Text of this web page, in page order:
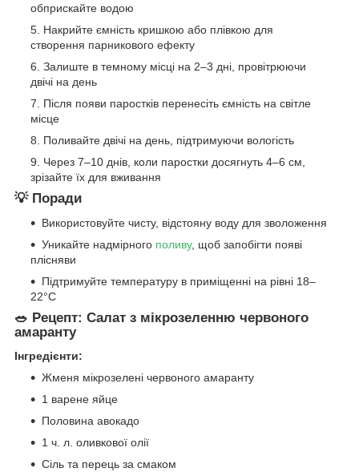
обприскайте водою
Накрийте ємність кришкою або плівкою для
створення парникового ефекту
Залиште в темному місці на 2–3 дні, провітрюючи
двічі на день
Після появи паростків перенесіть ємність на світле
місце
Поливайте двічі на день, підтримуючи вологість
Через 7–10 днів, коли паростки досягнуть 4–6 см,
зрізайте їх для вживання
💡 Поради
Використовуйте чисту, відстояну воду для зволоження
Уникайте надмірного поливу, щоб запобігти появі
плісняви
Підтримуйте температуру в приміщенні на рівні 18–
22°C
🥗 Рецепт: Салат з мікрозеленню червоного
амаранту
Інгредієнти:
Жменя мікрозелені червоного амаранту
1 варене яйце
Половина авокадо
1 ч. л. оливкової олії
Сіль та перець за смаком